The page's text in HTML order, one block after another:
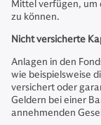
Mittel verfügen, um
zu können.
Nicht versicherte
Anlagen in den
wie beispielsweise
versichert oder
Geldern bei einer
annehmenden